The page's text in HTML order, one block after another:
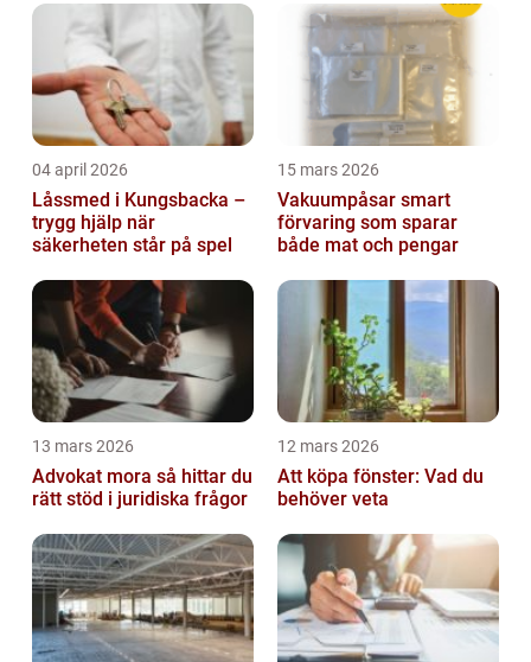
04 april 2026
Låssmed i Kungsbacka –
trygg hjälp när
säkerheten står på spel
15 mars 2026
Vakuumpåsar smart
förvaring som sparar
både mat och pengar
13 mars 2026
Advokat mora så hittar du
rätt stöd i juridiska frågor
12 mars 2026
Att köpa fönster: Vad du
behöver veta